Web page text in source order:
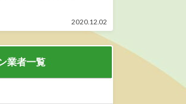
2020.12.02
業者一覧